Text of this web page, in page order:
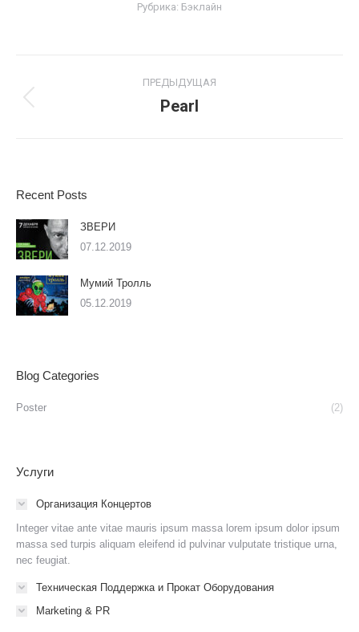
Рубрика: Бэклайн
navigation
ПРЕДЫДУЩАЯ
Previous
Pearl
Recent Posts
ЗВЕРИ
07.12.2019
Мумий Тролль
05.12.2019
Blog Categories
Poster (2)
Услуги
Организация Концертов
Integer vitae ante vitae mauris ipsum massa lorem ipsum dolor ipsum
massa sed turpis aliquam eleifend id pulvinar vulputate tristique urna,
nec feugiat.
Техническая Поддержка и Прокат Оборудования
Marketing & PR